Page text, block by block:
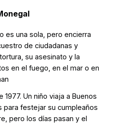
es una sola, pero encierra
de ciudadanas y
su asesinato y la
en el fuego, en el mar o en
1977. Un niño viaja a Buenos
para festejar su cumpleaños
pero los días pasan y el